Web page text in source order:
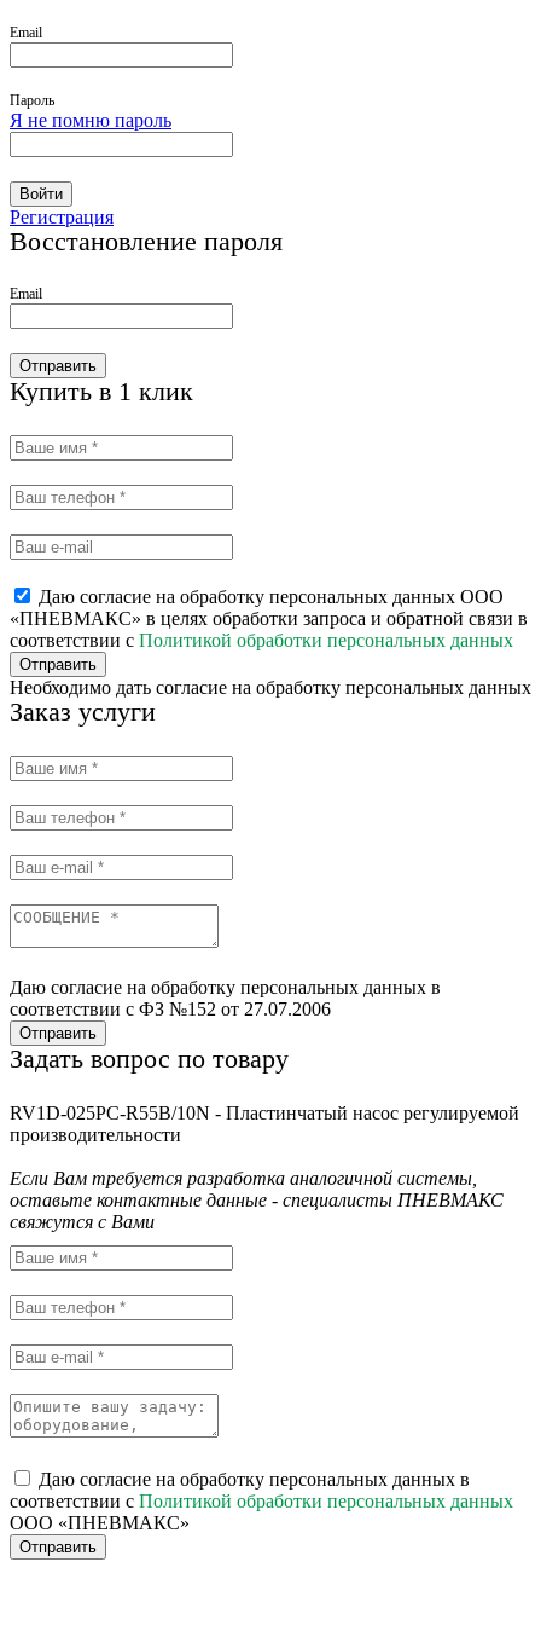
Email
Пароль
Я не помню пароль
Войти
Регистрация
Восстановление пароля
Email
Отправить
Купить в 1 клик
Даю согласие на обработку персональных данных ООО
«ПНЕВМАКС» в целях обработки запроса и обратной связи в
соответствии с Политикой обработки персональных данных
Отправить
Необходимо дать согласие на обработку персональных данных
Заказ услуги
Даю согласие на обработку персональных данных в
соответствии с ФЗ №152 от 27.07.2006
Отправить
Задать вопрос по товару
RV1D-025PC-R55B/10N - Пластинчатый насос регулируемой
производительности
Если Вам требуется разработка аналогичной системы,
оставьте контактные данные - специалисты ПНЕВМАКС
свяжутся с Вами
Даю согласие на обработку персональных данных в
соответствии с Политикой обработки персональных данных
ООО «ПНЕВМАКС»
Отправить